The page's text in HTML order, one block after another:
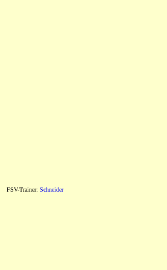
FSV-Trainer: Schneider